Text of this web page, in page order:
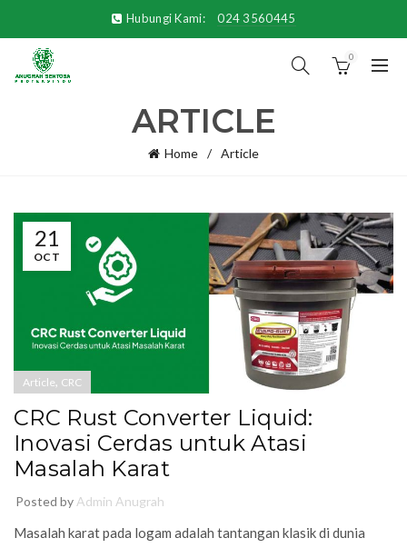
Hubungi Kami: 024 3560445
0
ARTICLE
Home Article
21
OCT
Article, CRC
CRC Rust Converter Liquid:
Inovasi Cerdas untuk Atasi
Masalah Karat
Posted by Admin Anugrah
Masalah karat pada logam adalah tantangan klasik di dunia